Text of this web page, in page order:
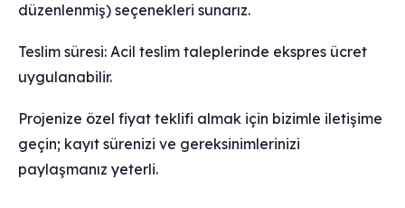
düzenlenmiş) seçenekleri sunarız.
Teslim süresi: Acil teslim taleplerinde ekspres ücret
uygulanabilir.
Projenize özel fiyat teklifi almak için bizimle iletişime
geçin; kayıt sürenizi ve gereksinimlerinizi
paylaşmanız yeterli.